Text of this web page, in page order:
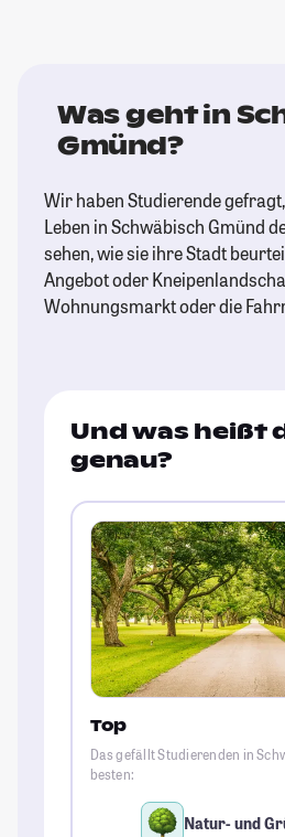
Was geht in
Gmünd?
Wir haben Studierende
Leben in Schwäbisch Gmünd
sehen, wie sie ihre Stadt
Angebot oder
Wohnungsmarkt oder die
Und was heißt
genau?
Top
Das gefällt Studierenden in
besten:
Natur- und